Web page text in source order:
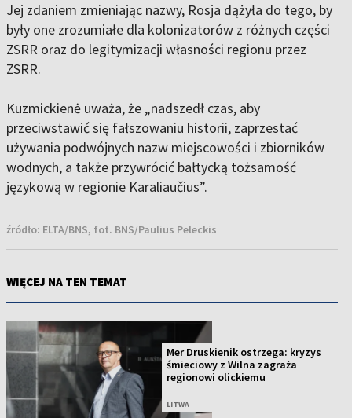
Jej zdaniem zmieniając nazwy, Rosja dążyła do tego, by
były one zrozumiałe dla kolonizatorów z różnych części
ZSRR oraz do legitymizacji własności regionu przez
ZSRR.
Kuzmickienė uważa, że „nadszedł czas, aby
przeciwstawić się fałszowaniu historii, zaprzestać
używania podwójnych nazw miejscowości i zbiorników
wodnych, a także przywrócić bałtycką tożsamość
językową w regionie Karaliaučius”.
źródło: ELTA/BNS, fot. BNS/Paulius Peleckis
WIĘCEJ NA TEN TEMAT
Mer Druskienik ostrzega: kryzys
śmieciowy z Wilna zagraża
regionowi olickiemu
LITWA